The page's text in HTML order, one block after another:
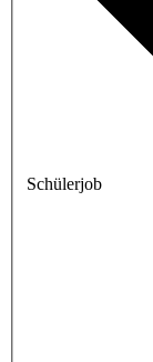
Schülerjob